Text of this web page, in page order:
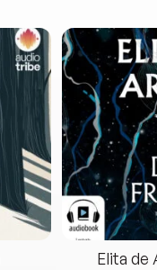
Elita de